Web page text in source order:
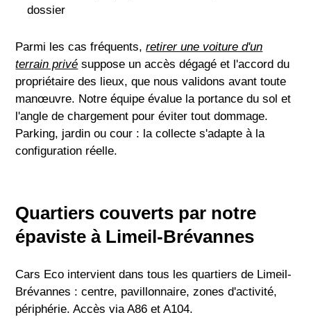
dossier
Parmi les cas fréquents,retirer une voiture d'un
terrain privé suppose un accès dégagé et l'accord du
propriétaire des lieux, que nous validons avant toute
manœuvre. Notre équipe évalue la portance du sol et
l'angle de chargement pour éviter tout dommage.
Parking, jardin ou cour : la collecte s'adapte à la
configuration réelle.
Quartiers couverts par notre
épaviste à Limeil-Brévannes
Cars Eco intervient dans tous les quartiers de Limeil-
Brévannes : centre, pavillonnaire, zones d'activité,
périphérie. Accès via A86 et A104.